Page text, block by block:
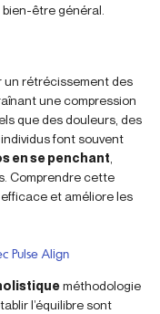
être général.
un rétrécissement des
une compression
que des douleurs, des
font souvent
en se penchant
Comprendre cette
et améliore les
Pulse Align
méthodologie
l’équilibre sont